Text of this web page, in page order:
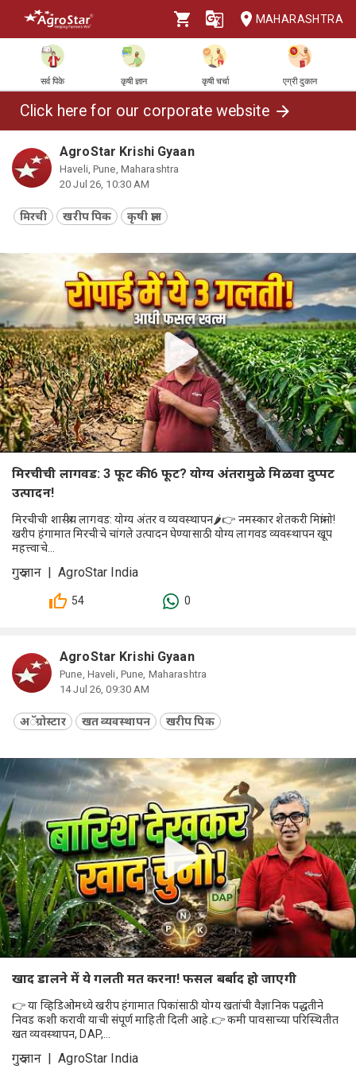
MAHARASHTRA
सर्व पिके कृषी ज्ञान कृषी चर्चा एग्री दुकान
Click here for our corporate website
AgroStar Krishi Gyaan
Haveli, Pune, Maharashtra
20 Jul 26, 10:30 AM
मिरची खरीप पिक कृषी ज्ञान
मिरचीची लागवड: 3 फूट की 6 फूट? योग्य अंतरामुळे मिळवा दुप्पट
उत्पादन!
मिरचीची शास्त्रीय लागवड: योग्य अंतर व व्यवस्थापन🌶️👉 नमस्कार शेतकरी मित्रांनो!
खरीप हंगामात मिरचीचे चांगले उत्पादन घेण्यासाठी योग्य लागवड व्यवस्थापन खूप
महत्त्वाचे...
गुरु ज्ञान | AgroStar India
54 0
AgroStar Krishi Gyaan
Pune, Haveli, Pune, Maharashtra
14 Jul 26, 09:30 AM
अॅग्रोस्टार खत व्यवस्थापन खरीप पिक
खाद डालने में ये गलती मत करना! फसल बर्बाद हो जाएगी
👉 या व्हिडिओमध्ये खरीप हंगामात पिकांसाठी योग्य खतांची वैज्ञानिक पद्धतीने
निवड कशी करावी याची संपूर्ण माहिती दिली आहे.👉 कमी पावसाच्या परिस्थितीत
खत व्यवस्थापन, DAP,...
गुरु ज्ञान | AgroStar India